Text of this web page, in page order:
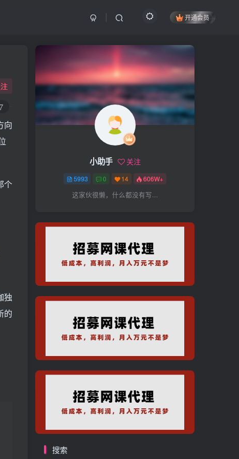
开通会员
向
个
独
的
开启精彩搜索
热门搜索
抖音 社群
书单
微信视频号
三八哥
电影解说
比高
王炸训练营
黑牛
感情
小助手 关注
5993 0 14 606W+
这家伙很懒，什么都没有写...
搜索